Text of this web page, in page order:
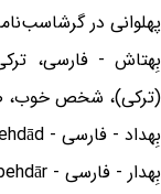
پهلوانی در
(ترکی)، شخص خوب،
بِهداد - فارسی - behdād - آفریده‌ی خوب، در کمال عدل و داد
بِهدار - فارسی - behdār - نیکو دارنده، مأمور بهداری